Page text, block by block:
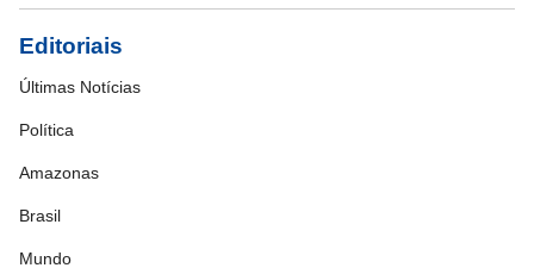
Editoriais
Últimas Notícias
Política
Amazonas
Brasil
Mundo